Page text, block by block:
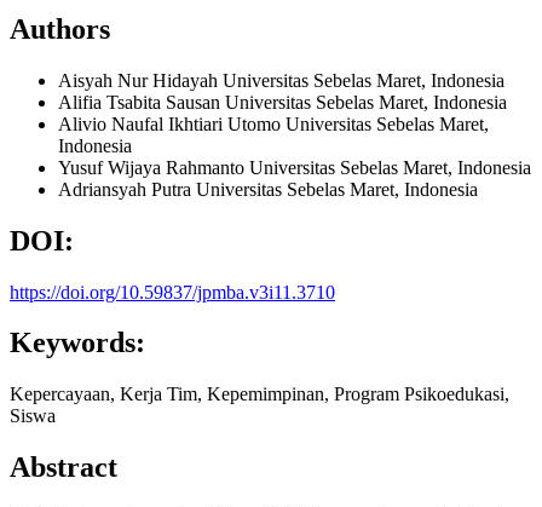
Authors
Aisyah Nur Hidayah Universitas Sebelas Maret, Indonesia
Alifia Tsabita Sausan Universitas Sebelas Maret, Indonesia
Alivio Naufal Ikhtiari Utomo Universitas Sebelas Maret,
Indonesia
Yusuf Wijaya Rahmanto Universitas Sebelas Maret, Indonesia
Adriansyah Putra Universitas Sebelas Maret, Indonesia
DOI:
https://doi.org/10.59837/jpmba.v3i11.3710
Keywords:
Kepercayaan, Kerja Tim, Kepemimpinan, Program Psikoedukasi,
Siswa
Abstract